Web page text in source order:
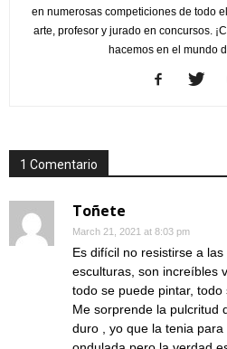
en numerosas competiciones de todo
arte, profesor y jurado en concursos.
hacemos en el mundo
1 Comentario
Toñete
March 21, 2021 at 8:03 pm
Es difícil no resistirse a
esculturas, son increíbles
todo se puede pintar, todo
Me sorprende la pulcritud
duro , yo que la tenia